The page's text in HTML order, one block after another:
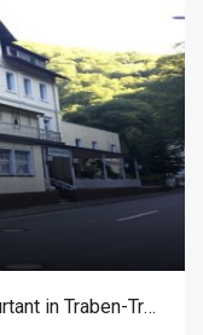
For sale turn key 50 rm hotel restaurtant in Traben-Trarbach, Germany!